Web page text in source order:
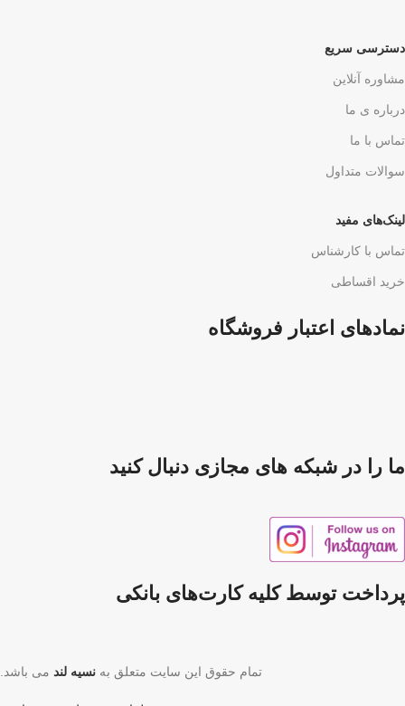
دسترسی سریع
مشاوره آنلاین
درباره ی ما
تماس با ما
سوالات متداول
لینک‌های مفید
تماس با کارشناس
خرید اقساطی
نمادهای اعتبار فروشگاه
ما را در شبکه های مجازی دنبال کنید
پرداخت توسط کلیه کارت‌های بانکی
تمام حقوق این سایت متعلق به نسیه لند می باشد.